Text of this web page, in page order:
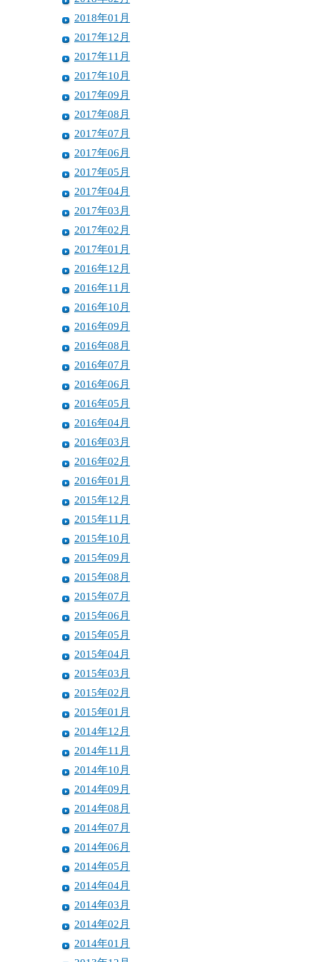
2018年01月
2017年12月
2017年11月
2017年10月
2017年09月
2017年08月
2017年07月
2017年06月
2017年05月
2017年04月
2017年03月
2017年02月
2017年01月
2016年12月
2016年11月
2016年10月
2016年09月
2016年08月
2016年07月
2016年06月
2016年05月
2016年04月
2016年03月
2016年02月
2016年01月
2015年12月
2015年11月
2015年10月
2015年09月
2015年08月
2015年07月
2015年06月
2015年05月
2015年04月
2015年03月
2015年02月
2015年01月
2014年12月
2014年11月
2014年10月
2014年09月
2014年08月
2014年07月
2014年06月
2014年05月
2014年04月
2014年03月
2014年02月
2014年01月